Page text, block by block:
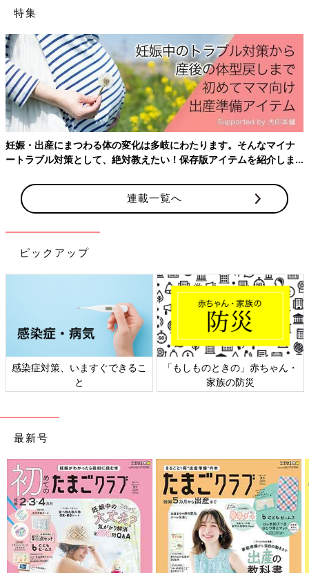
STEP４
にはなりませんが、少しずつ慣らしていくことが大切です。
慣らしていく順番としては、「夜の就寝時→朝寝→昼寝」のよう
に移行していくといいでしょう。もし、赤ちゃんが泣いてしまっ
たら「あやしの段階」をたどってみてください。あやしの段階と
は、「声かけ→とんとん→抱っこ」のこと。詳しくは連載第6回
目で書いた「夜泣き」で解説しています。
STEP５
をするか」がわかることで、安心します。寝る前に毎日同じルー
ティンを繰り返すことで、子どもは「次は何をするか」「そろそ
ちなみに、わが家のきょうだいのルーティンは、【おふろ→寝室
で着替え→寝室の洗面所で歯ブラシ→絵本の読み聞かせ（2～3
冊）→おやすみライトをつける→「大好きだよ」とハグをする→
電気を消す→２人で寝る】です。これを毎日やっています。
添い寝からベビーベッドへ移行するときの注意点
CHECK１
移行期間中はなるべくきちんと昼寝をさせましょう。日中、十分
CHECK２
移行期間中は、日中にいっぱい親と触れ合って遊ぶことで精神的
に安定します。月齢が上がってくると、SKIN TO SKIN（赤ちゃ
んはおむつだけの裸、ママ・パパも上半身裸になり、肌と肌を触
れ合わせること）をする機会が減ってくると思います。けれど、
子どもでも大人でも、肌と肌の触れ合いはとても大事。30秒でも
いいので、ギューッと抱きしめる時間をつくってみましょう。
特集
妊娠・出産にまつわる体の変化は多岐にわたります。そんなマイナ
ートラブル対策として、絶対教えたい！保存版アイテムを紹介しま
連載一覧へ
ピックアップ
感染症対策、いますぐできるこ
と
「もしものときの」赤ちゃん・
家族の防災
最新号